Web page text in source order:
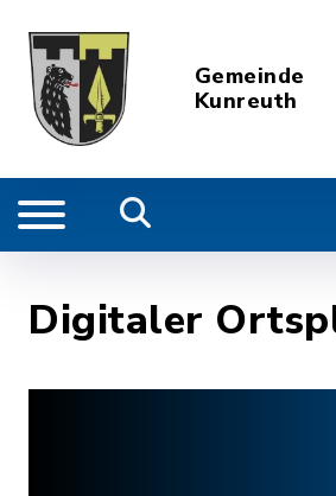
Gemeinde
Kunreuth
Digitaler